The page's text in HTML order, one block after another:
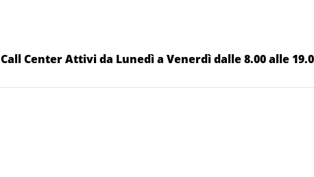
Call Center Attivi da Lunedì a Venerdì dalle 8.00 alle